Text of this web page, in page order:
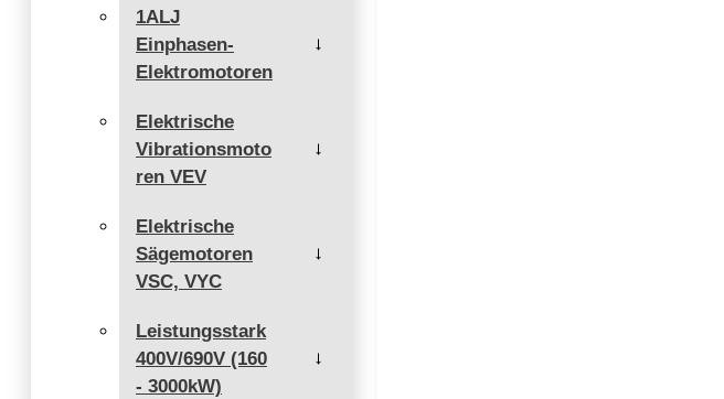
1ALJ
Einphasen-
Elektromotoren
→
Elektrische
Vibrationsmoto
ren VEV
→
Elektrische
Sägemotoren
VSC, VYC
→
Leistungsstark
400V/690V (160
- 3000kW)
→